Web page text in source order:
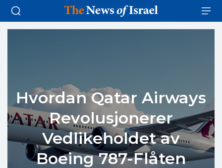
Hvordan Qatar Airways
Revolusjonerer
Vedlikeholdet av
Boeing 787-Flåten